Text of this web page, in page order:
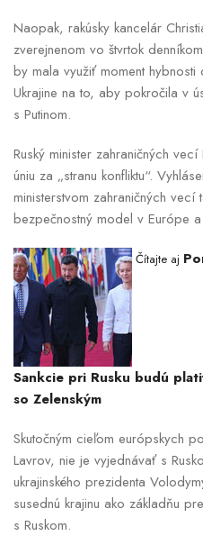
Naopak, rakúsky kancelár
zverejnenom vo štvrtok
by mala využiť moment
Ukrajine na to, aby pokročila v
s Putinom.
Ruský minister zahraničných
úniu za „stranu konfliktu“.
ministerstvom zahraničných
bezpečnostný model v Európe
Čítajte aj
Sankcie pri Rusku budú
so Zelenským
Skutočným cieľom európskych
Lavrov, nie je vyjednávať s
ukrajinského prezidenta
susednú krajinu ako základňu
s Ruskom.